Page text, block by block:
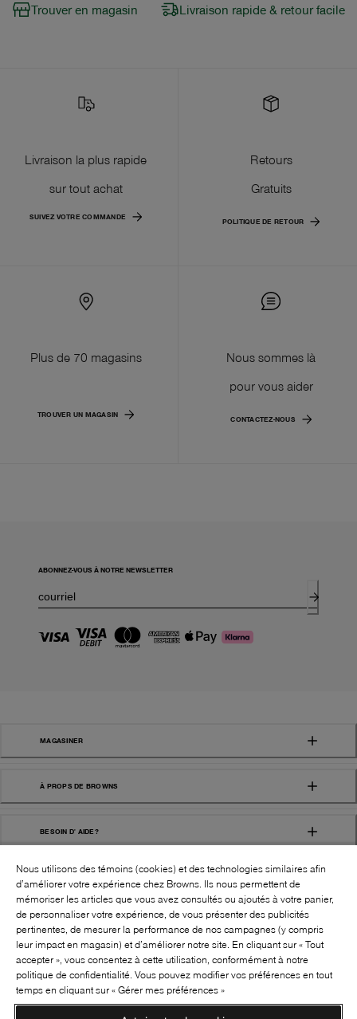
Trouver en magasin Livraison rapide & retour facile
Livraison la plus rapide
sur tout achat
SUIVEZ VOTRE COMMANDE
Retours
Gratuits
POLITIQUE DE RETOUR
Plus de 70 magasins
TROUVER UN MAGASIN
Nous sommes là
pour vous aider
CONTACTEZ-NOUS
ABONNEZ-VOUS À NOTRE NEWSLETTER
MAGASINER
À PROPS DE BROWNS
BESOIN D' AIDE?
BROWNS SHOES INC. TOUS DROITS
RÉSERVÉS
SUIVEZ-NOUS!:
Nous utilisons des témoins (cookies) et des technologies similaires afin
d’améliorer votre expérience chez Browns. Ils nous permettent de
mémoriser les articles que vous avez consultés ou ajoutés à votre panier,
de personnaliser votre expérience, de vous présenter des publicités
pertinentes, de mesurer la performance de nos campagnes (y compris
leur impact en magasin) et d’améliorer notre site. En cliquant sur « Tout
accepter », vous consentez à cette utilisation, conformément à notre
politique de confidentialité. Vous pouvez modifier vos préférences en tout
temps en cliquant sur « Gérer mes préférences »